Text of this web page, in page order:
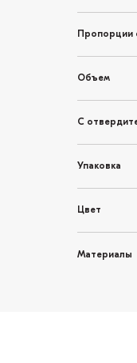
Пропорции
Объем
С
Упаковка
Цвет
Материалы